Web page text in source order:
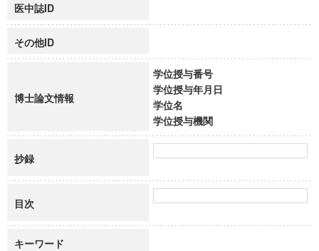
医中誌ID
その他ID
博士論文情報
学位授与番号
学位授与年月日
学位名
学位授与機関
抄録
目次
キーワード